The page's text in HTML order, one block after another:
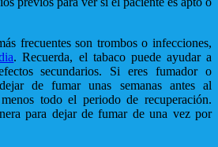
frecuentes son trombos o infecciones,
. Recuerda, el tabaco puede ayudar a
secundarios. Si eres fumador o
de fumar unas semanas antes al
todo el periodo de recuperación.
para dejar de fumar de una vez por